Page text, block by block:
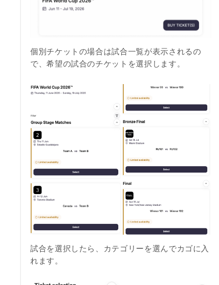
個別チケットの場合は試合一覧が表示されるの
で、希望の試合のチケットを選択します。
試合を選択したら、カテゴリーを選んでカゴに入
れます。